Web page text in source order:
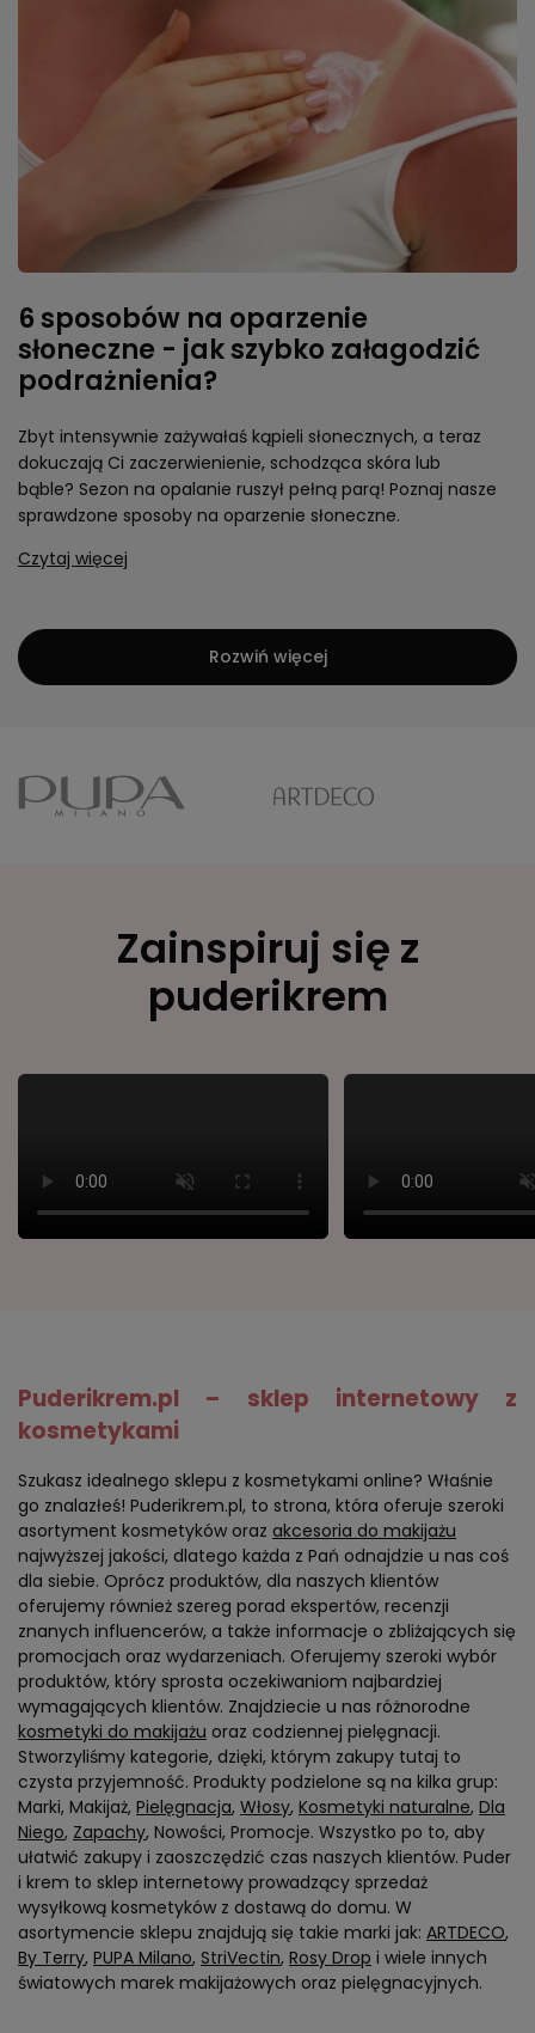
6 sposobów na oparzenie
słoneczne - jak szybko załagodzić
podrażnienia?
Zbyt intensywnie zażywałaś kąpieli słonecznych, a teraz
dokuczają Ci zaczerwienienie, schodząca skóra lub
bąble? Sezon na opalanie ruszył pełną parą! Poznaj nasze
sprawdzone sposoby na oparzenie słoneczne.
Czytaj więcej
Rozwiń więcej
Zainspiruj się z
puderikrem
Puderikrem.pl – sklep internetowy z
kosmetykami
Szukasz idealnego sklepu z kosmetykami online? Właśnie
go znalazłeś! Puderikrem.pl, to strona, która oferuje szeroki
asortyment kosmetyków oraz akcesoria do makijażu
najwyższej jakości, dlatego każda z Pań odnajdzie u nas coś
dla siebie. Oprócz produktów, dla naszych klientów
oferujemy również szereg porad ekspertów, recenzji
znanych influencerów, a także informacje o zbliżających się
promocjach oraz wydarzeniach. Oferujemy szeroki wybór
produktów, który sprosta oczekiwaniom najbardziej
wymagających klientów. Znajdziecie u nas różnorodne
kosmetyki do makijażu oraz codziennej pielęgnacji.
Stworzyliśmy kategorie, dzięki, którym zakupy tutaj to
czysta przyjemność. Produkty podzielone są na kilka grup:
Marki, Makijaż, Pielęgnacja, Włosy, Kosmetyki naturalne, Dla
Niego, Zapachy, Nowości, Promocje. Wszystko po to, aby
ułatwić zakupy i zaoszczędzić czas naszych klientów. Puder
i krem to sklep internetowy prowadzący sprzedaż
wysyłkową kosmetyków z dostawą do domu. W
asortymencie sklepu znajdują się takie marki jak: ARTDECO,
By Terry, PUPA Milano, StriVectin, Rosy Drop i wiele innych
światowych marek makijażowych oraz pielęgnacyjnych.